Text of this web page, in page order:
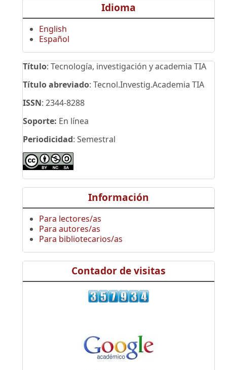
Idioma
English
Español
Título: Tecnología, investigación y academia TIA
Título abreviado: Tecnol.Investig.Academia TIA
ISSN: 2344-8288
Soporte: En línea
Periodicidad: Semestral
Información
Para lectores/as
Para autores/as
Para bibliotecarios/as
Contador de visitas